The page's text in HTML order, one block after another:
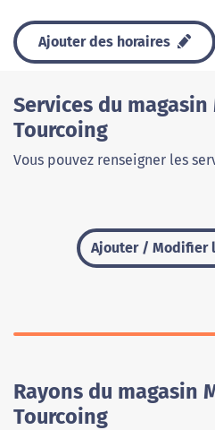
Ajouter des horaires
Services du magasin
Tourcoing
Vous pouvez renseigner les
Ajouter / Modifier
Rayons du magasin
Tourcoing